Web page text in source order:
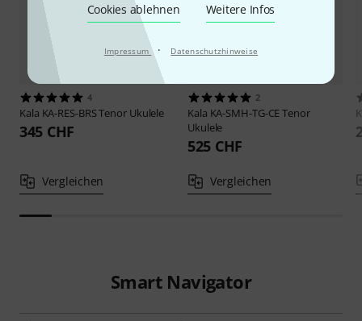
Cookies ablehnen Weitere Infos
Impressum · Datenschutzhinweise
4
Kala KA-RES-BRS Tenor Ukulele
345 CHF
Vergleichen
2
Kala KA-SMH-TG-CE Tenor
Ukulele
525 CHF
Vergleichen
Smart Navigator